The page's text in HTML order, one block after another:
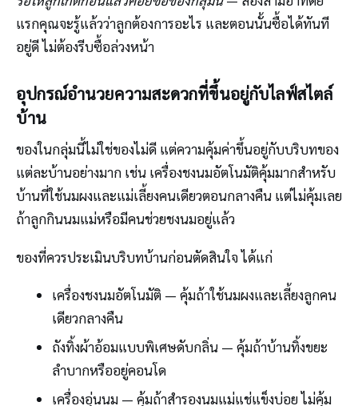
แรกคุณจะรู้แล้วว่าลูกต้องการอะไร และตอนนั้นซื้อได้ทันที
อยู่ดี ไม่ต้องรีบซื้อล่วงหน้า
อุปกรณ์อำนวยความสะดวกที่ขึ้นอยู่กับไลฟ์สไตล์
บ้าน
ของในกลุ่มนี้ไม่ใช่ของไม่ดี แต่ความคุ้มค่าขึ้นอยู่กับบริบทของ
แต่ละบ้านอย่างมาก เช่น เครื่องชงนมอัตโนมัติคุ้มมากสำหรับ
บ้านที่ใช้นมผงและแม่เลี้ยงคนเดียวตอนกลางคืน แต่ไม่คุ้มเลย
ถ้าลูกกินนมแม่หรือมีคนช่วยชงนมอยู่แล้ว
ของที่ควรประเมินบริบทบ้านก่อนตัดสินใจ ได้แก่
เครื่องชงนมอัตโนมัติ — คุ้มถ้าใช้นมผงและเลี้ยงลูกคน
เดียวกลางคืน
ถังทิ้งผ้าอ้อมแบบพิเศษดับกลิ่น — คุ้มถ้าบ้านทิ้งขยะ
ลำบากหรืออยู่คอนโด
เครื่องอุ่นนม — คุ้มถ้าสำรองนมแม่แช่แข็งบ่อย ไม่คุ้ม